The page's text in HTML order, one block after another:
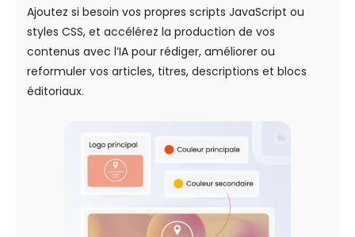
Ajoutez si besoin vos propres scripts JavaScript ou
styles CSS, et accélérez la production de vos
contenus avec l’IA pour rédiger, améliorer ou
reformuler vos articles, titres, descriptions et blocs
éditoriaux.